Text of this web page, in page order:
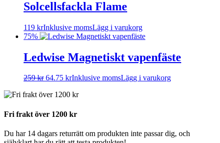
Solcellsfackla Flame
119 krInklusive momsLägg i varukorg
75%
Ledwise Magnetiskt vapenfäste
259kr 64.75 krInklusive momsLägg i varukorg
Fri frakt över 1200 kr
Du har 14 dagars returrätt om produkten inte passar dig, och